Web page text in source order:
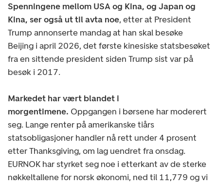
Spenningene mellom USA og Kina, og Japan og
Kina, ser også ut til avta noe, etter at President
Trump annonserte mandag at han skal besøke
Beijing i april 2026, det første kinesiske statsbesøket
fra en sittende president siden Trump sist var på
besøk i 2017.
Markedet har vært blandet i
morgentimene. Oppgangen i børsene har moderert
seg. Lange renter på amerikanske tiårs
statsobligasjoner handler nå rett under 4 prosent
etter Thanksgiving, om lag uendret fra onsdag.
EURNOK har styrket seg noe i etterkant av de sterke
nøkkeltallene for norsk økonomi, ned til 11,779 og vi